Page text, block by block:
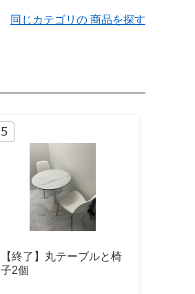
同じカテゴリの 商品を探す
【終了】丸テーブルと椅
子2個